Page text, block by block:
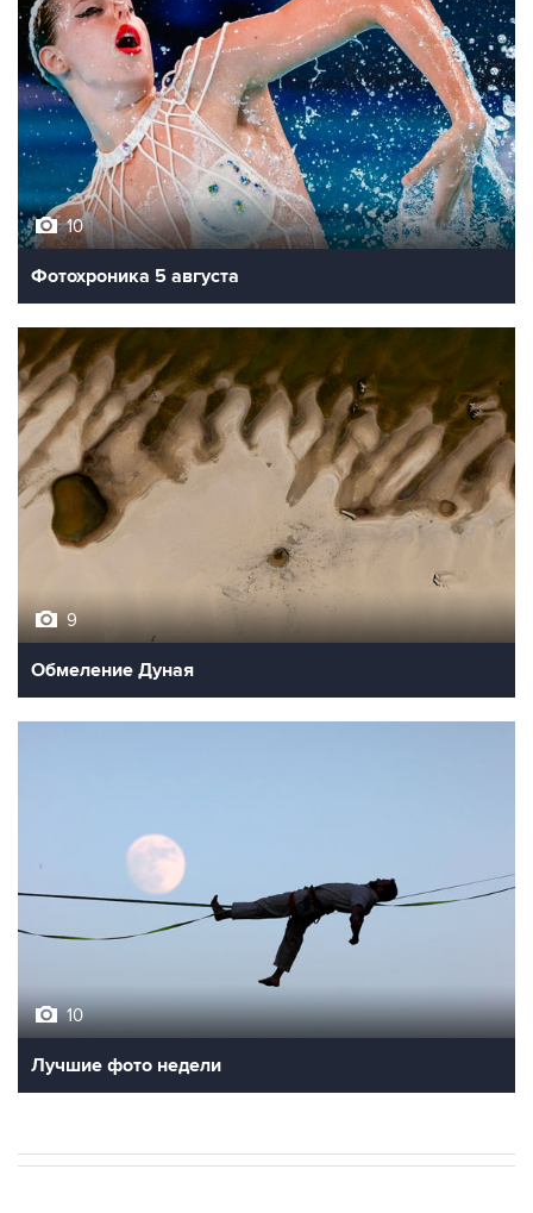
10
Фотохроника 5 августа
9
Обмеление Дуная
10
Лучшие фото недели